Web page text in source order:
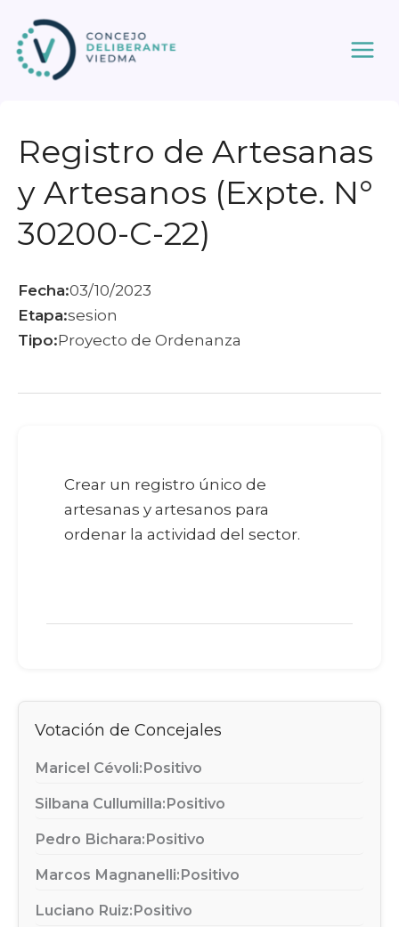
contenido
Registro de Artesanas
y Artesanos (Expte. N°
30200-C-22)
Fecha:03/10/2023
Etapa:sesion
Tipo:Proyecto de Ordenanza
Crear un registro único de
artesanas y artesanos para
ordenar la actividad del sector.
Votación de Concejales
Maricel Cévoli:Positivo
Silbana Cullumilla:Positivo
Pedro Bichara:Positivo
Marcos Magnanelli:Positivo
Luciano Ruiz:Positivo